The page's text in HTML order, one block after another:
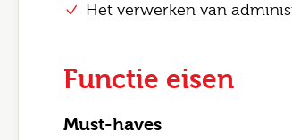
Het verwerken van
Functie eisen
Must-haves